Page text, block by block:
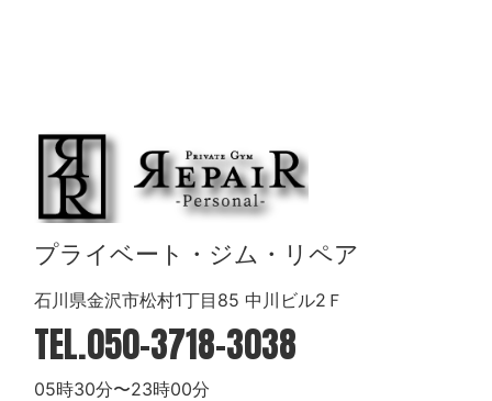
プライベート・ジム・リペア
石川県金沢市松村1丁目85 中川ビル2Ｆ
TEL.050-3718-3038
05時30分〜23時00分